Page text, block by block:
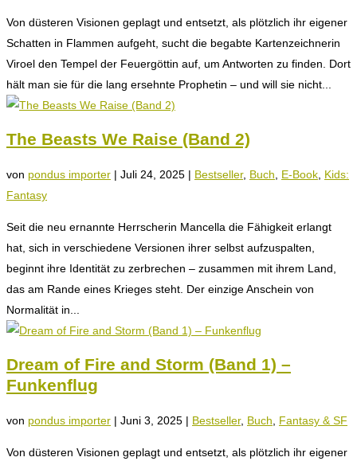
Von düsteren Visionen geplagt und entsetzt, als plötzlich ihr eigener
Schatten in Flammen aufgeht, sucht die begabte Kartenzeichnerin
Viroel den Tempel der Feuergöttin auf, um Antworten zu finden. Dort
hält man sie für die lang ersehnte Prophetin – und will sie nicht...
The Beasts We Raise (Band 2)
von pondus importer | Juli 24, 2025 | Bestseller, Buch E-Book Kids:
Fantasy
Seit die neu ernannte Herrscherin Mancella die Fähigkeit erlangt
hat, sich in verschiedene Versionen ihrer selbst aufzuspalten,
beginnt ihre Identität zu zerbrechen – zusammen mit ihrem Land,
das am Rande eines Krieges steht. Der einzige Anschein von
Normalität in...
Dream of Fire and Storm (Band 1) –
Funkenflug
von pondus importer | Juni 3, 2025 | Bestseller, Buch Fantasy & SF
Von düsteren Visionen geplagt und entsetzt, als plötzlich ihr eigener